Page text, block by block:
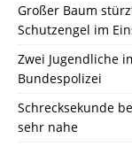
Großer Baum
Schutzengel im
Zwei Jugendliche
Bundespolizei
Schrecksekunde
sehr nahe